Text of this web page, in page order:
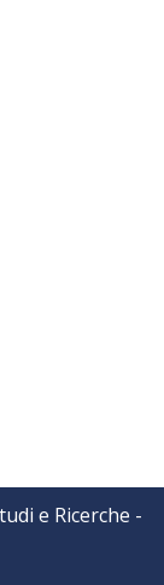
e Ricerche -